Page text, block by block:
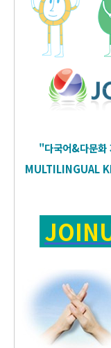
"다국어&다문화
MULTILINGUAL